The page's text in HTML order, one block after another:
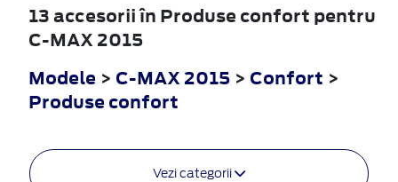
13 accesorii în Produse confort pentru
C-MAX 2015
Modele > C-MAX 2015 > Confort >
Produse confort
Vezi categorii